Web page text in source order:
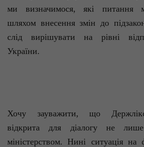
ми визначимося, які питання
шляхом внесення змін до
слід вирішувати на рівні
України.
Хочу зауважити, що
відкрита для діалогу не
міністерством. Нині ситуація на